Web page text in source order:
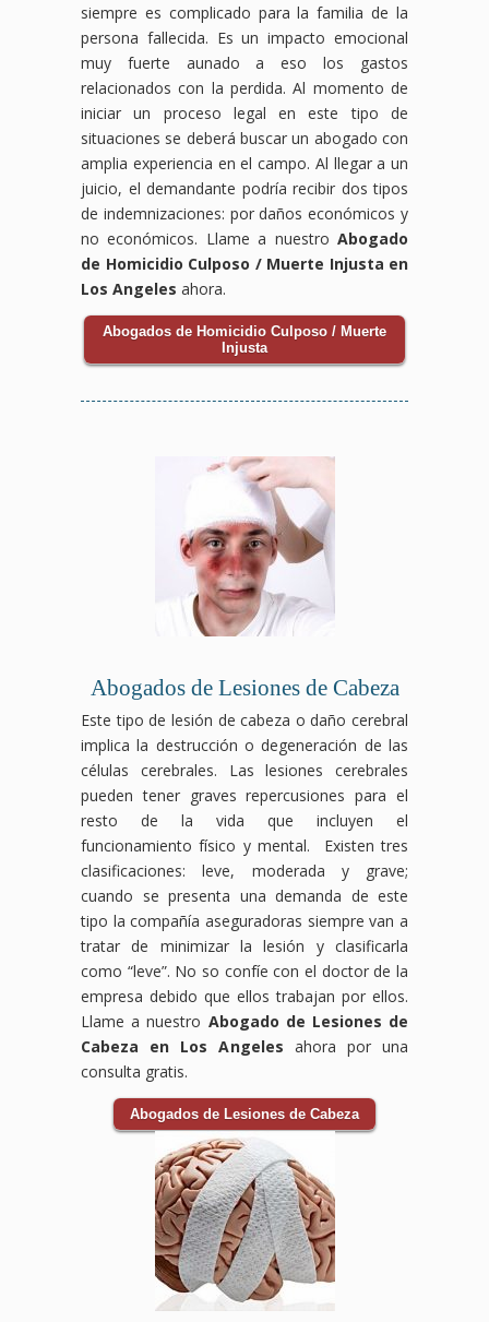
siempre es complicado para la familia de la
persona fallecida. Es un impacto emocional
muy fuerte aunado a eso los gastos
relacionados con la perdida. Al momento de
iniciar un proceso legal en este tipo de
situaciones se deberá buscar un abogado con
amplia experiencia en el campo. Al llegar a un
juicio, el demandante podría recibir dos tipos
de indemnizaciones: por daños económicos y
no económicos. Llame a nuestro Abogado
de Homicidio Culposo / Muerte Injusta en
Los Angeles ahora.
Abogados de Homicidio Culposo / Muerte
Injusta
Abogados de Lesiones de Cabeza
Este tipo de lesión de cabeza o daño cerebral
implica la destrucción o degeneración de las
células cerebrales. Las lesiones cerebrales
pueden tener graves repercusiones para el
resto de la vida que incluyen el
funcionamiento físico y mental. Existen tres
clasificaciones: leve, moderada y grave;
cuando se presenta una demanda de este
tipo la compañía aseguradoras siempre van a
tratar de minimizar la lesión y clasificarla
como “leve”. No so confíe con el doctor de la
empresa debido que ellos trabajan por ellos.
Llame a nuestro Abogado de Lesiones de
Cabeza en Los Angeles ahora por una
consulta gratis.
Abogados de Lesiones de Cabeza